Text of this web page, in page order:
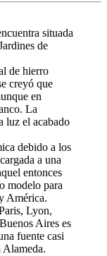
situada
de
de hierro
creyó que
en
La
luz el acabado
debido a los
a una
entonces
modelo para
América.
Lyon,
Aires es
fuente casi
Alameda.